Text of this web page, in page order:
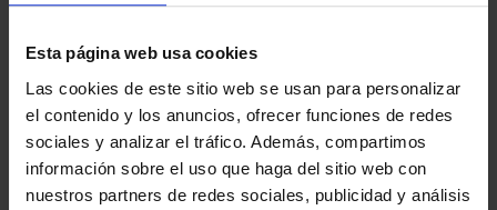
Esta página web usa cookies
Las cookies de este sitio web se usan para personalizar
el contenido y los anuncios, ofrecer funciones de redes
sociales y analizar el tráfico. Además, compartimos
información sobre el uso que haga del sitio web con
nuestros partners de redes sociales, publicidad y análisis